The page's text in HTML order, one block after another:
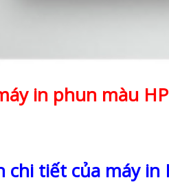
in phun màu
tiết của máy in